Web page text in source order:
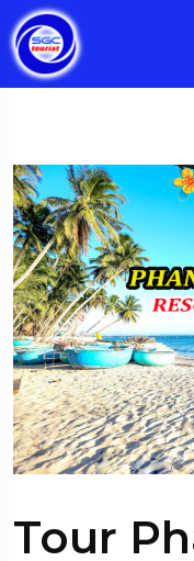
Tour